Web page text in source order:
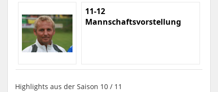
11-12
Mannschaftsvorstellung
Highlights aus der Saison 10 / 11